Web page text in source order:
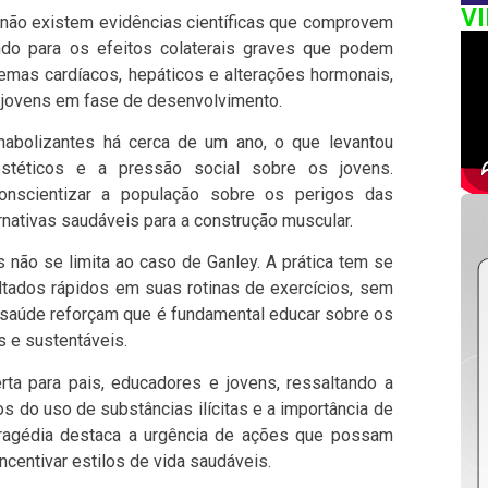
existem evidências científicas que comprovem
para os efeitos colaterais graves que podem
cardíacos, hepáticos e alterações hormonais,
em fase de desenvolvimento.
há cerca de um ano, o que levantou
e a pressão social sobre os jovens.
a população sobre os perigos das
saudáveis para a construção muscular.
se limita ao caso de Ganley. A prática tem se
rápidos em suas rotinas de exercícios, sem
reforçam que é fundamental educar sobre os
e sustentáveis.
para pais, educadores e jovens, ressaltando a
do uso de substâncias ilícitas e a importância de
destaca a urgência de ações que possam
estilos de vida saudáveis.